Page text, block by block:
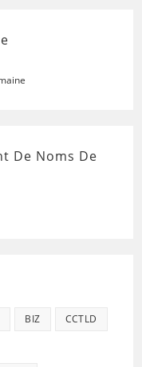
De Noms De
BIZ CCTLD